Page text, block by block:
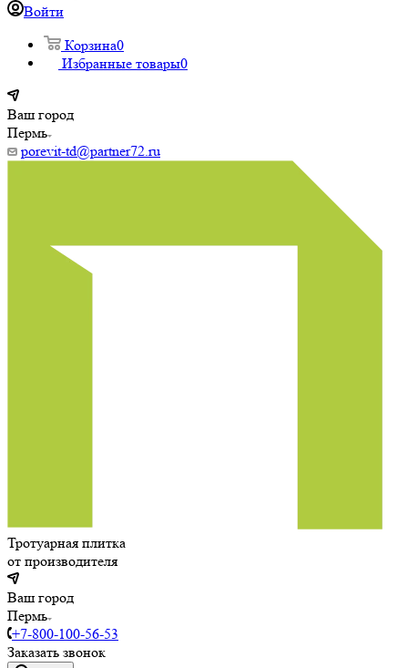
Войти
Корзина0
Избранные товары0
Ваш город
Пермь
porevit-td@partner72.ru
Тротуарная плитка
от производителя
Ваш город
Пермь
+7-800-100-56-53
Заказать звонок